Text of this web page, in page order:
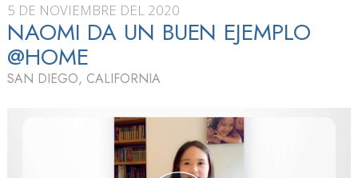
5 DE NOVIEMBRE DEL 2020
NAOMI DA UN BUEN EJEMPLO
@HOME
SAN DIEGO, CALIFORNIA